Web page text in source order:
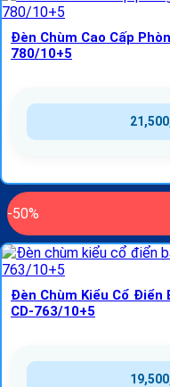
Đèn Chùm Cao Cấp
780/10+5
-50%
Đèn Chùm Kiểu Cổ Điển
CD-763/10+5